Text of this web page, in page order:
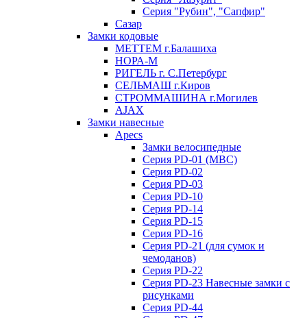
Серия "Рубин", "Сапфир"
Сазар
Замки кодовые
МЕТТЕМ г.Балашиха
НОРА-М
РИГЕЛЬ г. С.Петербург
СЕЛЬМАШ г.Киров
СТРОММАШИНА г.Могилев
AJAX
Замки навесные
Apecs
Замки велосипедные
Серия PD-01 (МВС)
Серия PD-02
Серия PD-03
Серия PD-10
Серия PD-14
Серия PD-15
Серия PD-16
Серия PD-21 (для сумок и
чемоданов)
Серия PD-22
Серия PD-23 Навесные замки с
рисунками
Серия PD-44